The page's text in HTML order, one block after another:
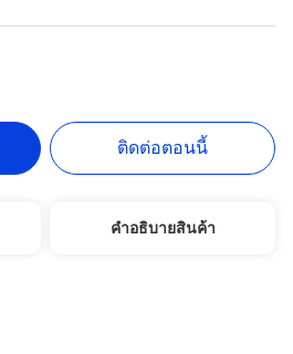
ติดต่อตอนนี้
คําอธิบายสินค้า